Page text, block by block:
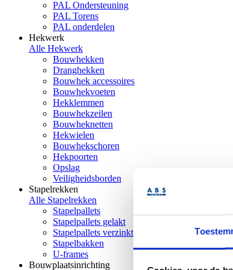
PAL Ondersteuning
PAL Torens
PAL onderdelen
Hekwerk
Alle Hekwerk
Bouwhekken
Dranghekken
Bouwhek accessoires
Bouwhekvoeten
Hekklemmen
Bouwhekzeilen
Bouwheknetten
Hekwielen
Bouwhekschoren
Hekpoorten
Opslag
Veiligheidsborden
Stapelrekken
Alle Stapelrekken
Stapelpallets
Stapelpallets gelakt
Stapelpallets verzinkt
Stapelbakken
U-frames
Bouwplaatsinrichting